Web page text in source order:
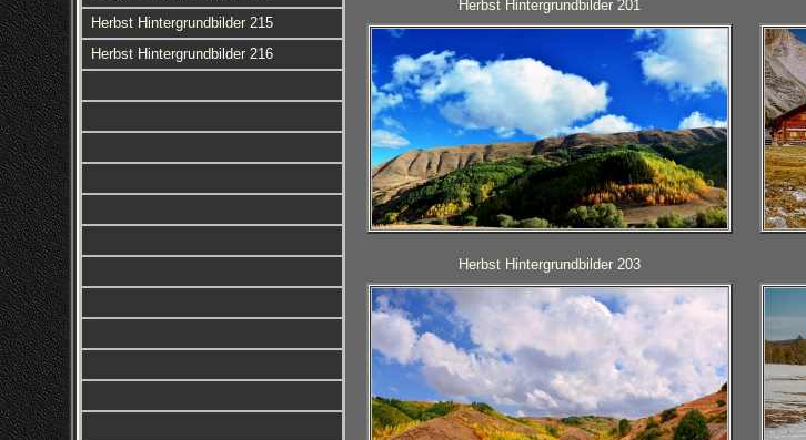
Herbst Hintergrundbilder 215
Herbst Hintergrundbilder 216
Herbst Hintergrundbilder 201
Herbst Hintergrundbilder 203